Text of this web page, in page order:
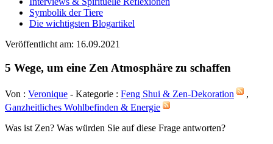
Symbolik der Tiere
Die wichtigsten Blogartikel
Veröffentlicht am: 16.09.2021
5 Wege, um eine Zen Atmosphäre zu schaffen
Von : Veronique - Kategorie : Feng Shui & Zen-Dekoration
,
Ganzheitliches Wohlbefinden & Energie
Was ist Zen? Was würden Sie auf diese Frage antworten?